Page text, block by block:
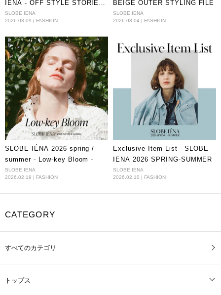
IENA - OFF STYLE STORIES
-
SLOBE IENA
2026.03.09 | FASHION
BEIGE OUTER STYLING FILE
SLOBE IENA
2026.03.04 | FASHION
SLOBE IÉNA 2026 spring /
summer - Low-key Bloom -
SLOBE IENA
2026.02.19 | FASHION
Exclusive Item List - SLOBE
IENA 2026 SPRING-SUMMER
SLOBE IENA
2026.02.10 | FASHION
CATEGORY
すべてのカテゴリ
トップス